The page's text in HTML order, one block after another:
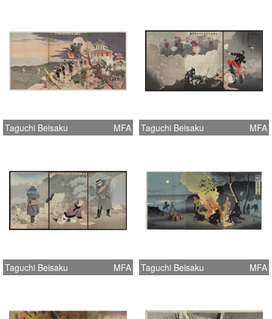
Taguchi Beisaku MFA Taguchi Beisaku MFA
Taguchi Beisaku MFA Taguchi Beisaku MFA